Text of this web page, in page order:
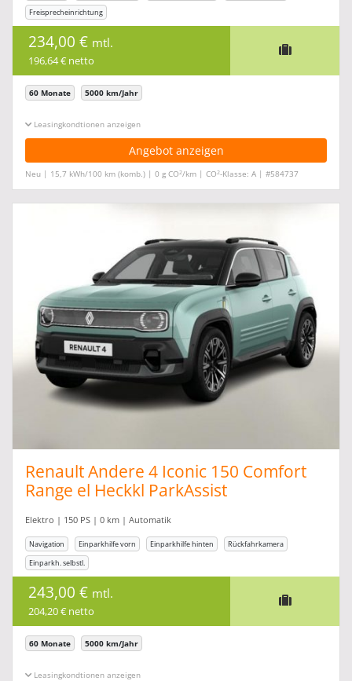
Freisprecheinrichtung
234,00 € mtl.
196,64 € netto
60 Monate 5000 km/Jahr
Leasingkonditionen ein-/ausblenden
Angebot anzeigen
Neu | 15,7 kWh/100 km (komb.) | 0 g CO2/km | CO2-Klasse: A | #584737
Renault Andere 4 Iconic 150 Comfort
Range el Heckkl ParkAssist
Elektro | 150 PS | 0 km | Automatik
Navigation Einparkhilfe vorn Einparkhilfe hinten
Rückfahrkamera
Einparkh. selbstl.
243,00 € mtl.
204,20 € netto
60 Monate 5000 km/Jahr
Leasingkonditionen ein-/ausblenden